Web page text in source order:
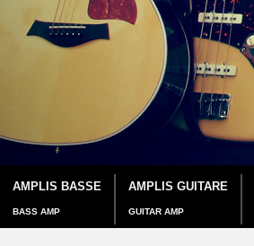
AMPLIS BASSE
BASS AMP
AMPLIS GUITARE
GUITAR AMP